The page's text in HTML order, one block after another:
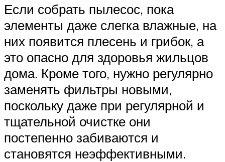
Если собрать пылесос, пока
элементы даже слегка влажные, на
них появится плесень и грибок, а
это опасно для здоровья жильцов
дома. Кроме того, нужно регулярно
заменять фильтры новыми,
поскольку даже при регулярной и
тщательной очистке они
постепенно забиваются и
становятся неэффективными.